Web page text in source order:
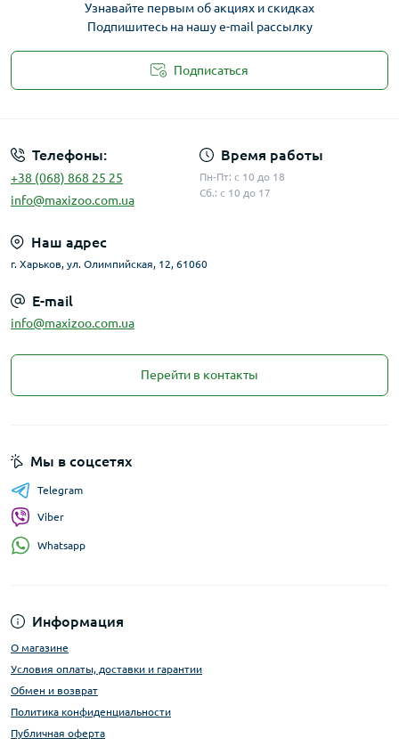
Узнавайте первым об акциях и скидках
Подпишитесь на нашу e-mail рассылку
Подписаться
Телефоны:
+38 (068) 868 25 25
info@maxizoo.com.ua
Время работы
Пн-Пт: с 10 до 18
Сб.: с 10 до 17
Наш адрес
г. Харьков, ул. Олимпийская, 12, 61060
E-mail
info@maxizoo.com.ua
Перейти в контакты
Информация
О магазине
Условия оплаты, доставки и гарантии
Обмен и возврат
Политика конфиденциальности
Публичная оферта
Мы в соцсетях
Telegram
Viber
Whatsapp